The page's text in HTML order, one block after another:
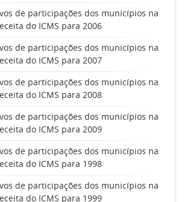
de participações dos municípios na
do ICMS para 2006
de participações dos municípios na
do ICMS para 2007
de participações dos municípios na
do ICMS para 2008
de participações dos municípios na
do ICMS para 2009
de participações dos municípios na
do ICMS para 1998
de participações dos municípios na
do ICMS para 1999